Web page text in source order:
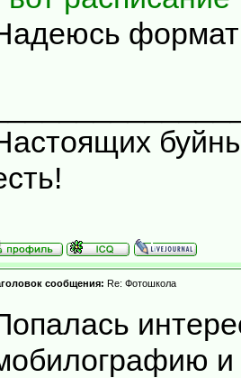
формат
сообщения: Re: Фотошкола